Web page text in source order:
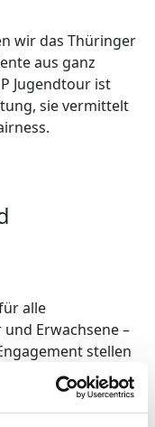
wir das Thüringer
aus ganz
Jugendtour ist
sie vermittelt
alle
Erwachsene –
stellen
sicher
mehr